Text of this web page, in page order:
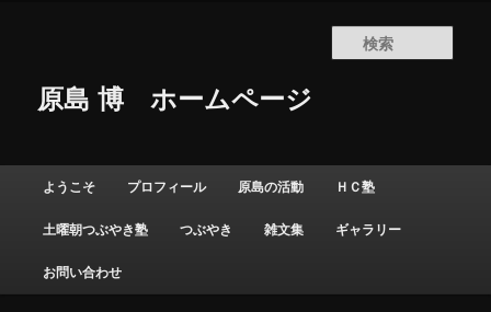
原島 博ホームページ
索
メインメニュー
メインコンテンツへ移動
サブコンテンツへ移動
ようこそ プロフィール 原島の活動 ＨＣ塾
土曜朝つぶやき塾 つぶやき 雑文集 ギャラリー
お問い合わせ